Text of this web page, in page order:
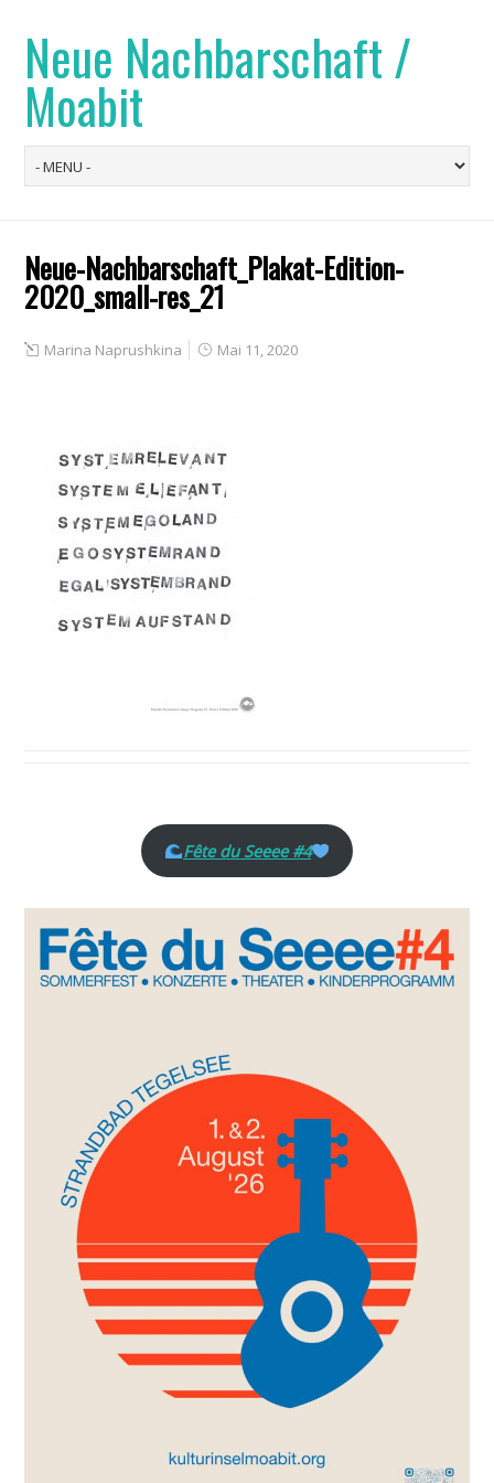
Neue Nachbarschaft /
Moabit
Neue-Nachbarschaft_Plakat-Edition-
2020_small-res_21
Marina Naprushkina Mai 11, 2020
Fête du Seeee #4